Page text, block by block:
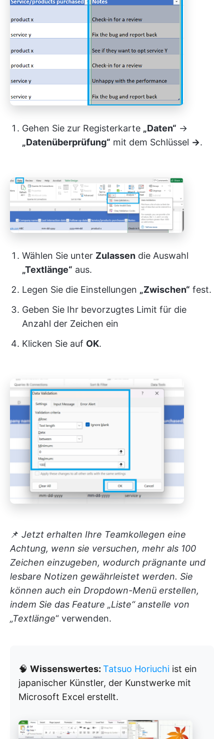
Gehen Sie zur Registerkarte „Daten“ →
„Datenüberprüfung“ mit dem Schlüssel →.
Wählen Sie unter Zulassen die Auswahl
„Textlänge“ aus.
Legen Sie die Einstellungen „Zwischen“ fest.
Geben Sie Ihr bevorzugtes Limit für die
Anzahl der Zeichen ein
Klicken Sie auf OK.
📌 Jetzt erhalten Ihre Teamkollegen eine
Achtung, wenn sie versuchen, mehr als 100
Zeichen einzugeben, wodurch prägnante und
lesbare Notizen gewährleistet werden. Sie
können auch ein Dropdown-Menü erstellen,
indem Sie das Feature „Liste“ anstelle von
„Textlänge“ verwenden.
🧠 Wissenswertes: Tatsuo Horiuchi ist ein
japanischer Künstler, der Kunstwerke mit
Microsoft Excel erstellt.